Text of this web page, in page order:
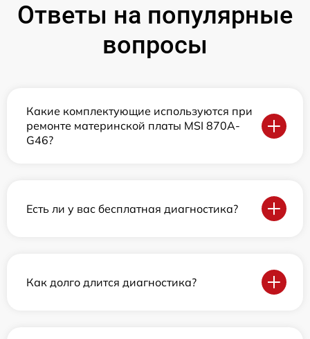
Ответы на популярные
вопросы
Какие комплектующие используются при
ремонте материнской платы MSI 870A-
G46?
Есть ли у вас бесплатная диагностика?
Как долго длится диагностика?